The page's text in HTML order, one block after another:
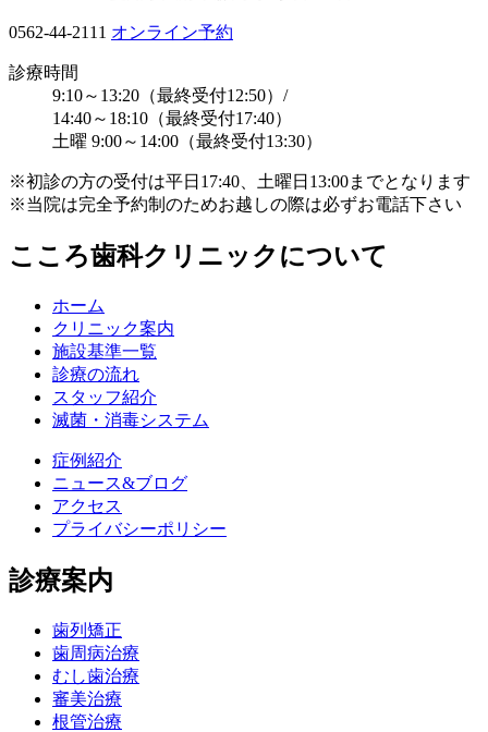
0562-44-2111 オンライン予約
診療時間
9:10～13:20（最終受付12:50）/
14:40～18:10（最終受付17:40）
土曜 9:00～14:00（最終受付13:30）
※初診の方の受付は平日17:40、土曜日13:00までとなります
※当院は完全予約制のためお越しの際は必ずお電話下さい
こころ歯科クリニックについて
ホーム
クリニック案内
施設基準一覧
診療の流れ
スタッフ紹介
滅菌・消毒システム
症例紹介
ニュース&ブログ
アクセス
プライバシーポリシー
診療案内
歯列矯正
歯周病治療
むし歯治療
審美治療
根管治療